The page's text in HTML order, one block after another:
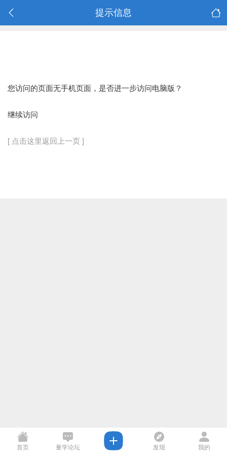
提示信息
您访问的页面无手机页面，是否进一步访问电脑版？
继续访问
[ 点击这里返回上一页 ]
首页 量学论坛 发现 我的